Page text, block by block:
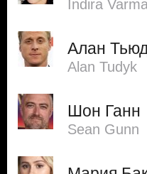
Indira Varma
Алан
Alan Tudyk
Шон Ганн
Sean Gunn